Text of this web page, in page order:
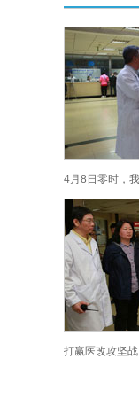
4月8日零时，
打赢医改攻坚